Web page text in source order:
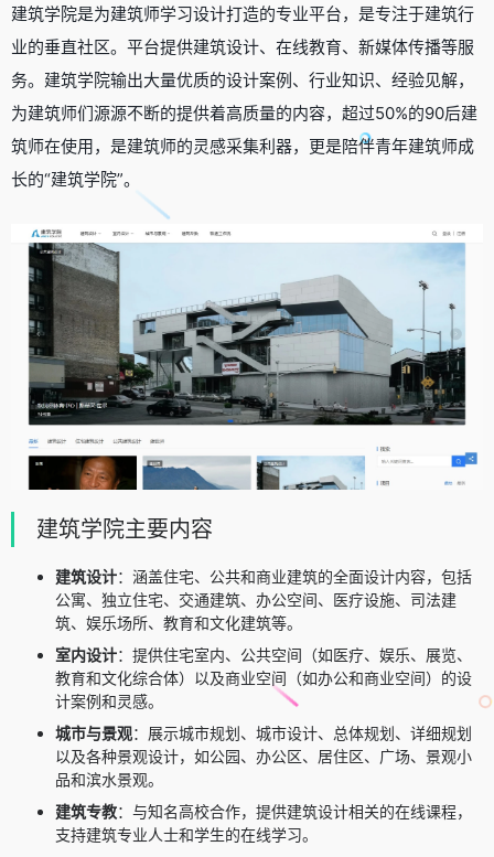
建筑学院是为建筑师学习设计打造的专业平台，是专注于建筑行
业的垂直社区。平台提供建筑设计、在线教育、新媒体传播等服
务。建筑学院输出大量优质的设计案例、行业知识、经验见解，
为建筑师们源源不断的提供着高质量的内容，超过50%的90后建
筑师在使用，是建筑师的灵感采集利器，更是陪伴青年建筑师成
长的“建筑学院”。
建筑学院主要内容
建筑设计：涵盖住宅、公共和商业建筑的全面设计内容，包括
公寓、独立住宅、交通建筑、办公空间、医疗设施、司法建
筑、娱乐场所、教育和文化建筑等。
室内设计：提供住宅室内、公共空间（如医疗、娱乐、展览、
教育和文化综合体）以及商业空间（如办公和商业空间）的设
计案例和灵感。
城市与景观：展示城市规划、城市设计、总体规划、详细规划
以及各种景观设计，如公园、办公区、居住区、广场、景观小
品和滨水景观。
建筑专教：与知名高校合作，提供建筑设计相关的在线课程，
支持建筑专业人士和学生的在线学习。